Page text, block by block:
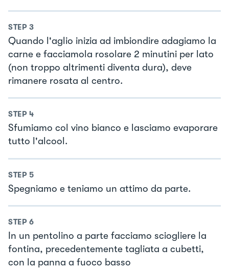
STEP 3
Quando l'aglio inizia ad imbiondire adagiamo la
carne e facciamola rosolare 2 minutini per lato
(non troppo altrimenti diventa dura), deve
rimanere rosata al centro.
STEP 4
Sfumiamo col vino bianco e lasciamo evaporare
tutto l'alcool.
STEP 5
Spegniamo e teniamo un attimo da parte.
STEP 6
In un pentolino a parte facciamo sciogliere la
fontina, precedentemente tagliata a cubetti,
con la panna a fuoco basso